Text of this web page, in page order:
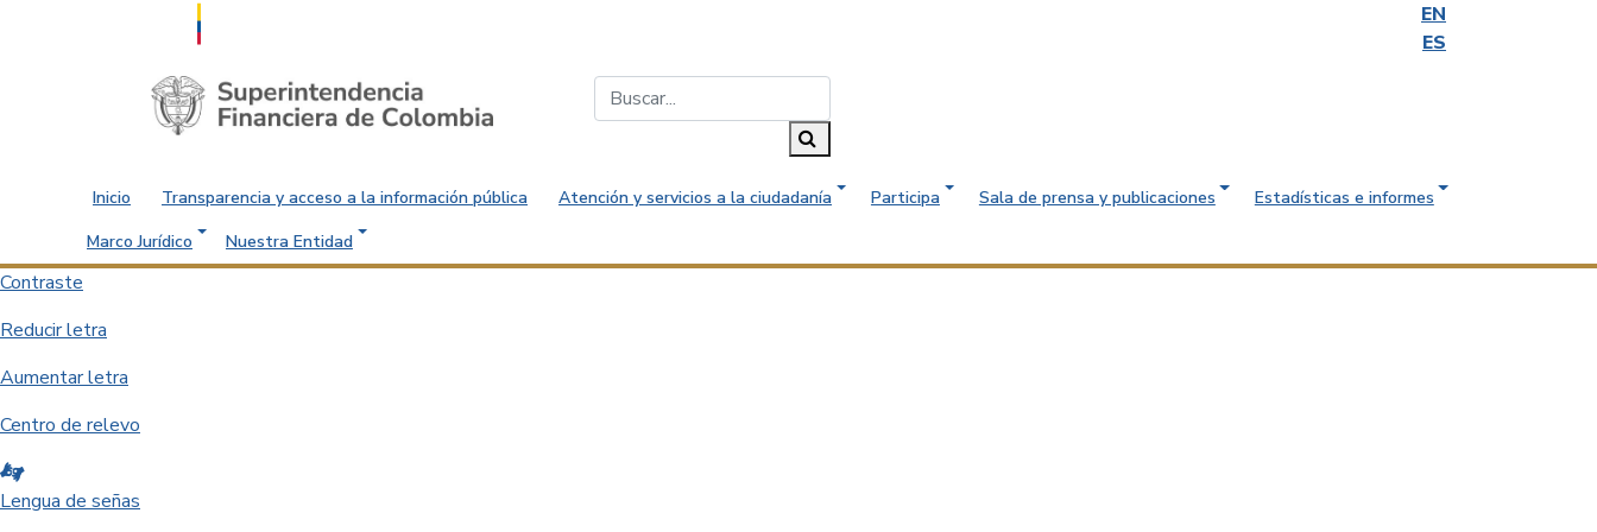
EN
ES
Saltar al contenido principal
Inicio Transparencia y acceso a la información pública Atención y servicios a la ciudadanía Participa Sala de prensa y publicaciones
Estadísticas e informes
Marco Jurídico
Nuestra Entidad
Contraste
Reducir letra
Aumentar letra
Centro de relevo
Lengua de señas